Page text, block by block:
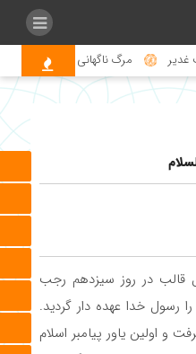
مرگ ناگهانی و اهمیت صلــوات
قالب در روز سیزدهم رجب
رسول خدا عهده دار گردید.
و اولین یاور پیامبر اسلام